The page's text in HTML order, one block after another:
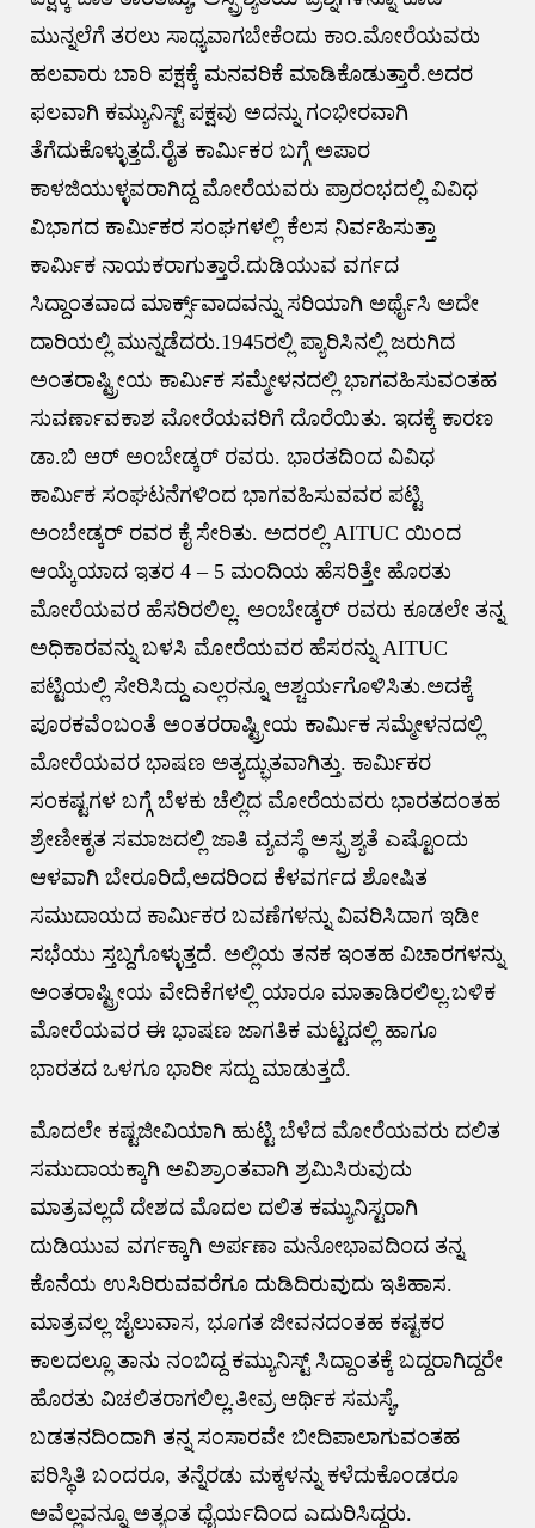
ಮುನ್ನಲೆಗೆ ತರಲು ಸಾಧ್ಯವಾಗಬೇಕೆಂದು ಕಾಂ.ಮೋರೆಯವರು
ಹಲವಾರು ಬಾರಿ ಪಕ್ಷಕ್ಕೆ ಮನವರಿಕೆ ಮಾಡಿಕೊಡುತ್ತಾರೆ.ಅದರ
ಫಲವಾಗಿ ಕಮ್ಯುನಿಸ್ಟ್ ಪಕ್ಷವು ಅದನ್ನು ಗಂಭೀರವಾಗಿ
ತೆಗೆದುಕೊಳ್ಳುತ್ತದೆ.ರೈತ ಕಾರ್ಮಿಕರ ಬಗ್ಗೆ ಅಪಾರ
ಕಾಳಜಿಯುಳ್ಳವರಾಗಿದ್ದ ಮೋರೆಯವರು ಪ್ರಾರಂಭದಲ್ಲಿ ವಿವಿಧ
ವಿಭಾಗದ ಕಾರ್ಮಿಕರ ಸಂಘಗಳಲ್ಲಿ ಕೆಲಸ ನಿರ್ವಹಿಸುತ್ತಾ
ಕಾರ್ಮಿಕ ನಾಯಕರಾಗುತ್ತಾರೆ.ದುಡಿಯುವ ವರ್ಗದ
ಸಿದ್ದಾಂತವಾದ ಮಾರ್ಕ್ಸ್‌ವಾದವನ್ನು ಸರಿಯಾಗಿ ಅರ್ಥೈಸಿ ಅದೇ
ದಾರಿಯಲ್ಲಿ ಮುನ್ನಡೆದರು.1945ರಲ್ಲಿ ಪ್ಯಾರಿಸಿನಲ್ಲಿ ಜರುಗಿದ
ಅಂತರಾಷ್ಟ್ರೀಯ ಕಾರ್ಮಿಕ ಸಮ್ಮೇಳನದಲ್ಲಿ ಭಾಗವಹಿಸುವಂತಹ
ಸುವರ್ಣಾವಕಾಶ ಮೋರೆಯವರಿಗೆ ದೊರೆಯಿತು. ಇದಕ್ಕೆ ಕಾರಣ
ಡಾ.ಬಿ ಆರ್ ಅಂಬೇಡ್ಕರ್ ರವರು. ಭಾರತದಿಂದ ವಿವಿಧ
ಕಾರ್ಮಿಕ ಸಂಘಟನೆಗಳಿಂದ ಭಾಗವಹಿಸುವವರ ಪಟ್ಟಿ
ಅಂಬೇಡ್ಕರ್ ರವರ ಕೈ ಸೇರಿತು. ಅದರಲ್ಲಿ AITUC ಯಿಂದ
ಆಯ್ಕೆಯಾದ ಇತರ 4 – 5 ಮಂದಿಯ ಹೆಸರಿತ್ತೇ ಹೊರತು
ಮೋರೆಯವರ ಹೆಸರಿರಲಿಲ್ಲ. ಅಂಬೇಡ್ಕರ್ ರವರು ಕೂಡಲೇ ತನ್ನ
ಅಧಿಕಾರವನ್ನು ಬಳಸಿ ಮೋರೆಯವರ ಹೆಸರನ್ನು AITUC
ಪಟ್ಟಿಯಲ್ಲಿ ಸೇರಿಸಿದ್ದು ಎಲ್ಲರನ್ನೂ ಆಶ್ಚರ್ಯಗೊಳಿಸಿತು.ಅದಕ್ಕೆ
ಪೂರಕವೆಂಬಂತೆ ಅಂತರರಾಷ್ಟ್ರೀಯ ಕಾರ್ಮಿಕ ಸಮ್ಮೇಳನದಲ್ಲಿ
ಮೋರೆಯವರ ಭಾಷಣ ಅತ್ಯದ್ಭುತವಾಗಿತ್ತು. ಕಾರ್ಮಿಕರ
ಸಂಕಷ್ಟಗಳ ಬಗ್ಗೆ ಬೆಳಕು ಚೆಲ್ಲಿದ ಮೋರೆಯವರು ಭಾರತದಂತಹ
ಶ್ರೇಣೀಕೃತ ಸಮಾಜದಲ್ಲಿ ಜಾತಿ ವ್ಯವಸ್ಥೆ ಅಸ್ಪ್ರಶ್ಯತೆ ಎಷ್ಟೊಂದು
ಆಳವಾಗಿ ಬೇರೂರಿದೆ,ಅದರಿಂದ ಕೆಳವರ್ಗದ ಶೋಷಿತ
ಸಮುದಾಯದ ಕಾರ್ಮಿಕರ ಬವಣೆಗಳನ್ನು ವಿವರಿಸಿದಾಗ ಇಡೀ
ಸಭೆಯು ಸ್ತಬ್ದಗೊಳ್ಳುತ್ತದೆ. ಅಲ್ಲಿಯ ತನಕ ಇಂತಹ ವಿಚಾರಗಳನ್ನು
ಅಂತರಾಷ್ಟ್ರೀಯ ವೇದಿಕೆಗಳಲ್ಲಿ ಯಾರೂ ಮಾತಾಡಿರಲಿಲ್ಲ.ಬಳಿಕ
ಮೋರೆಯವರ ಈ ಭಾಷಣ ಜಾಗತಿಕ ಮಟ್ಟದಲ್ಲಿ ಹಾಗೂ
ಭಾರತದ ಒಳಗೂ ಭಾರೀ ಸದ್ದು ಮಾಡುತ್ತದೆ.
ಮೊದಲೇ ಕಷ್ಟಜೀವಿಯಾಗಿ ಹುಟ್ಟಿ ಬೆಳೆದ ಮೋರೆಯವರು ದಲಿತ
ಸಮುದಾಯಕ್ಕಾಗಿ ಅವಿಶ್ರಾಂತವಾಗಿ ಶ್ರಮಿಸಿರುವುದು
ಮಾತ್ರವಲ್ಲದೆ ದೇಶದ ಮೊದಲ ದಲಿತ ಕಮ್ಯುನಿಸ್ಟರಾಗಿ
ದುಡಿಯುವ ವರ್ಗಕ್ಕಾಗಿ ಅರ್ಪಣಾ ಮನೋಭಾವದಿಂದ ತನ್ನ
ಕೊನೆಯ ಉಸಿರಿರುವವರೆಗೂ ದುಡಿದಿರುವುದು ಇತಿಹಾಸ.
ಮಾತ್ರವಲ್ಲ ಜೈಲುವಾಸ, ಭೂಗತ ಜೀವನದಂತಹ ಕಷ್ಟಕರ
ಕಾಲದಲ್ಲೂ ತಾನು ನಂಬಿದ್ದ ಕಮ್ಯುನಿಸ್ಟ್ ಸಿದ್ದಾಂತಕ್ಕೆ ಬದ್ದರಾಗಿದ್ದರೇ
ಹೊರತು ವಿಚಲಿತರಾಗಲಿಲ್ಲ.ತೀವ್ರ ಆರ್ಥಿಕ ಸಮಸ್ಯೆ,
ಬಡತನದಿಂದಾಗಿ ತನ್ನ ಸಂಸಾರವೇ ಬೀದಿಪಾಲಾಗುವಂತಹ
ಪರಿಸ್ಥಿತಿ ಬಂದರೂ, ತನ್ನೆರಡು ಮಕ್ಕಳನ್ನು ಕಳೆದುಕೊಂಡರೂ
ಅವೆಲ್ಲವನ್ನೂ ಅತ್ಯಂತ ಧೈರ್ಯದಿಂದ ಎದುರಿಸಿದ್ದರು.